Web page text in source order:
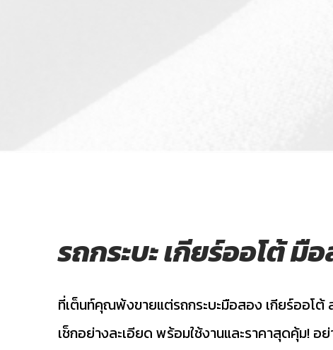
รถกระบะ เกียร์ออโต้ มื
ที่เต็นท์คุณพ้งขายแต่รถกระบะมือสอง เกียร์ออโ
เช็กอย่างละเอียด พร้อมใช้งานและราคาสุดคุ้ม! อ